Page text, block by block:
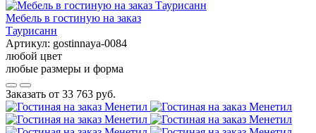
Мебель в гостиную на заказ
Таурисанн
Артикул: gostinnaya-0084
любой цвет
любые размеры и форма
Заказать от 33 763 руб.